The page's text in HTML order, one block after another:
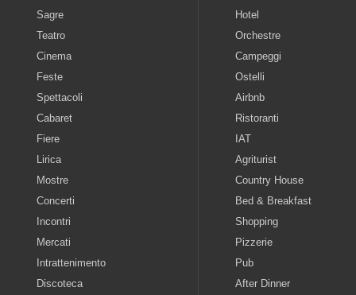
Sagre
Teatro
Cinema
Feste
Spettacoli
Cabaret
Fiere
Lirica
Mostre
Concerti
Incontri
Mercati
Intrattenimento
Discoteca
Hotel
Orchestre
Campeggi
Ostelli
Airbnb
Ristoranti
IAT
Agriturist
Country House
Bed & Breakfast
Shopping
Pizzerie
Pub
After Dinner